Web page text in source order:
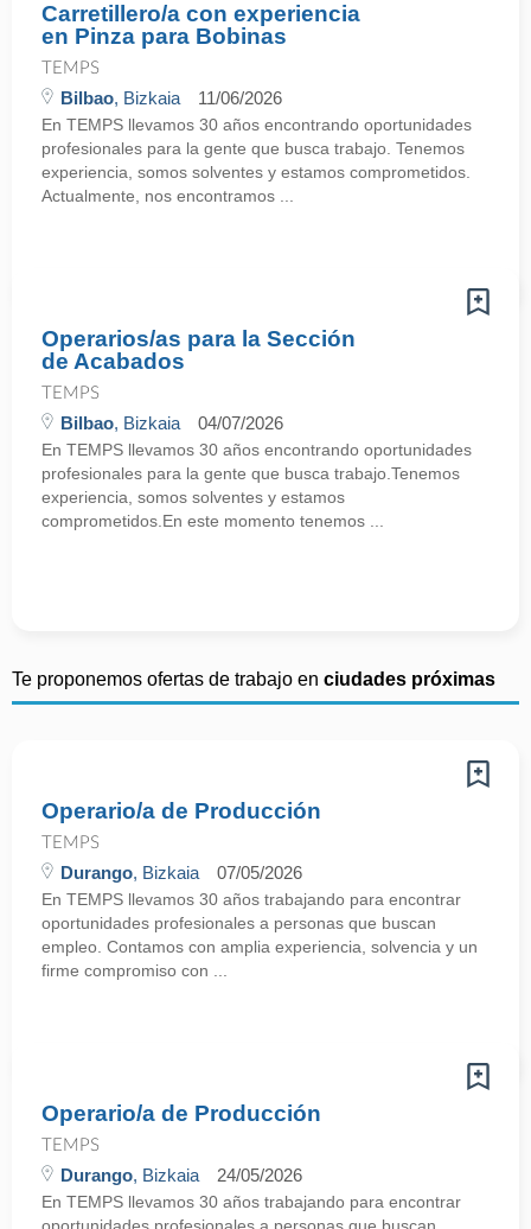
Carretillero/a con experiencia
en Pinza para Bobinas
TEMPS
Bilbao, Bizkaia 11/06/2026
En TEMPS llevamos 30 años encontrando oportunidades
profesionales para la gente que busca trabajo. Tenemos
experiencia, somos solventes y estamos comprometidos.
Actualmente, nos encontramos ...
Operarios/as para la Sección
de Acabados
TEMPS
Bilbao, Bizkaia 04/07/2026
En TEMPS llevamos 30 años encontrando oportunidades
profesionales para la gente que busca trabajo.Tenemos
experiencia, somos solventes y estamos
comprometidos.En este momento tenemos ...
Te proponemos ofertas de trabajo en ciudades próximas
Operario/a de Producción
TEMPS
Durango, Bizkaia 07/05/2026
En TEMPS llevamos 30 años trabajando para encontrar
oportunidades profesionales a personas que buscan
empleo. Contamos con amplia experiencia, solvencia y un
firme compromiso con ...
Operario/a de Producción
TEMPS
Durango, Bizkaia 24/05/2026
En TEMPS llevamos 30 años trabajando para encontrar